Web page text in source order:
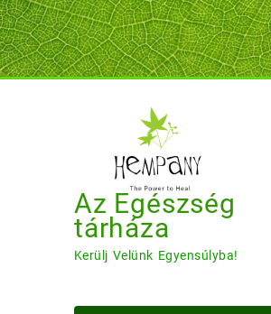
Skip
to
content
Az Egészség
tárháza
Kerülj Velünk Egyensúlyba!